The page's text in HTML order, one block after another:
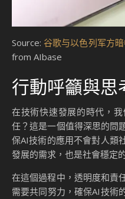
Source: 谷歌与以色列军方
from AIbase
行動呼籲與思
在技術快速發展的時代，
任？這是一個值得深思的問
保AI技術的應用不會對人類
發展的需求，也是社會穩定
在這個過程中，透明度和責
需要共同努力，確保AI技術